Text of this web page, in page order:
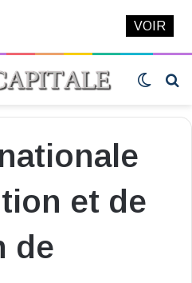
Switch
et de
de
VOIR